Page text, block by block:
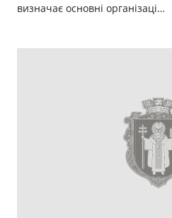
визначає основні організаці…